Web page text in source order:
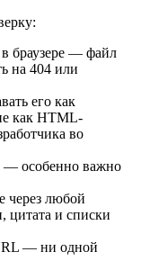
в браузере — файл
на 404 или
его как
как HTML-
во
— особенно важно
через любой
цитата и списки
— ни одной